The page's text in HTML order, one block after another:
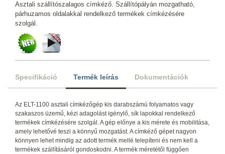
Asztali szállítószalagos címkéző. Szállítópályán mozgatható,
párhuzamos oldalakkal rendelkező termékek címkézésére
szolgál.
Specifikáció Termék leírás Dokumentációk
Az ELT-1100 asztali címkézőgép kis darabszámú folyamatos vagy
szakaszos üzemű, kézi adagolást igénylő, sík lapokkal rendelkező
termékek címkézésére szolgál. A gép előnye a kis mérete és mobilitása,
amely lehetővé teszi a könnyű mozgatást. A címkéző gépet nagyon
könnyen lehet mindig az adott termék mellé telepíteni és nem kell a
termékek szállításáról gondoskodni. A termék méretétől függően